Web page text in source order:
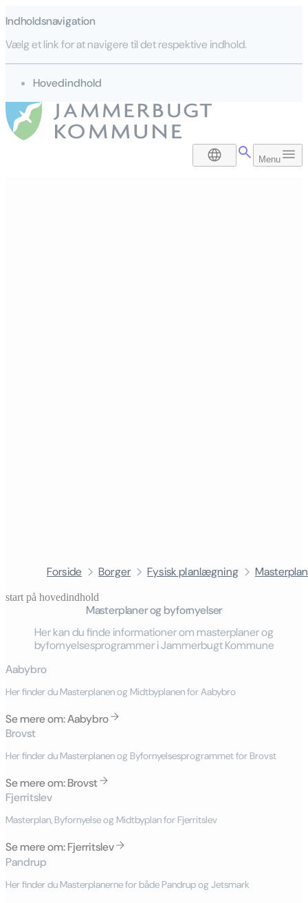
Indholdsnavigation
Vælg et link for at navigere til det respektive indhold.
gå til
Hovedindhold
DA Menu
Forside Borger Fysisk planlægning
start på hovedindhold
Masterplaner og byfornyelser
Her kan du finde informationer om masterplaner og
byfornyelsesprogrammer i Jammerbugt Kommune
senest opdateret 27. april 2026
Aabybro
Her finder du Masterplanen og Midtbyplanen for Aabybro
Se mere om: Aabybro
Brovst
Her finder du Masterplanen og Byfornyelsesprogrammet for Brovst
Se mere om: Brovst
Fjerritslev
Masterplan, Byfornyelse og Midtbyplan for Fjerritslev
Se mere om: Fjerritslev
Pandrup
Her finder du Masterplanerne for både Pandrup og Jetsmark